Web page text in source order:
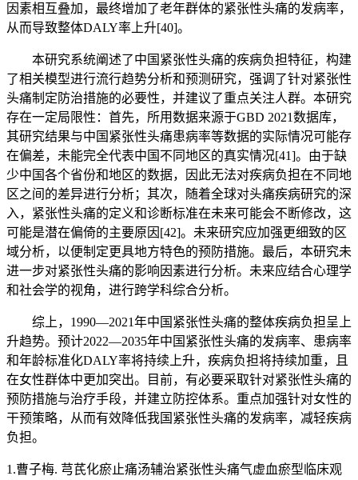
因素相互叠加，最终增加了老年群体的紧张性头痛的发病率，
从而导致整体DALY率上升[40]。
本研究系统阐述了中国紧张性头痛的疾病负担特征，构建
了相关模型进行流行趋势分析和预测研究，强调了针对紧张性
头痛制定防治措施的必要性，并建议了重点关注人群。本研究
存在一定局限性：首先，所用数据来源于GBD 2021数据库，
其研究结果与中国紧张性头痛患病率等数据的实际情况可能存
在偏差，未能完全代表中国不同地区的真实情况[41]。由于缺
少中国各个省份和地区的数据，因此无法对疾病负担在不同地
区之间的差异进行分析；其次，随着全球对头痛疾病研究的深
入，紧张性头痛的定义和诊断标准在未来可能会不断修改，这
可能是潜在偏倚的主要原因[42]。未来研究应加强更细致的区
域分析，以便制定更具地方特色的预防措施。最后，本研究未
进一步对紧张性头痛的影响因素进行分析。未来应结合心理学
和社会学的视角，进行跨学科综合分析。
综上，1990—2021年中国紧张性头痛的整体疾病负担呈上
升趋势。预计2022—2035年中国紧张性头痛的发病率、患病率
和年龄标准化DALY率将持续上升，疾病负担将持续加重，且
在女性群体中更加突出。目前，有必要采取针对紧张性头痛的
预防措施与治疗手段，并建立防控体系。重点加强针对女性的
干预策略，从而有效降低我国紧张性头痛的发病率，减轻疾病
负担。
1.曹子梅. 芎芪化瘀止痛汤辅治紧张性头痛气虚血瘀型临床观